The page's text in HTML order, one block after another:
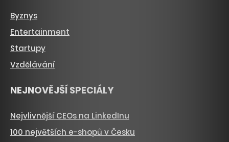
Byznys
Entertainment
Startupy
Vzdělávání
NEJNOVĚJŠÍ SPECIÁLY
Nejvlivnější CEOs na LinkedInu
100 největších e-shopů v Česku